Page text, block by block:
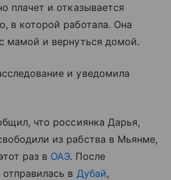
плачет и отказывается
в которой работала. Она
мамой и вернуться домой.
и уведомила
что россиянка Дарья,
из рабства в Мьянме,
раз в ОАЭ. После
в Дубай,